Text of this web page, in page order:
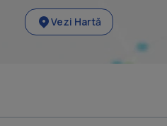
Vezi Hartă